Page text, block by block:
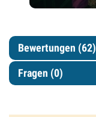
Bewertungen (62)
Fragen (0)